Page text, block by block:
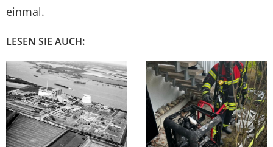
einmal.
LESEN SIE AUCH: